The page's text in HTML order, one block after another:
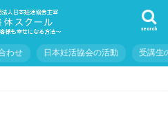
search
わせ 日本妊活協会の活動 受講生